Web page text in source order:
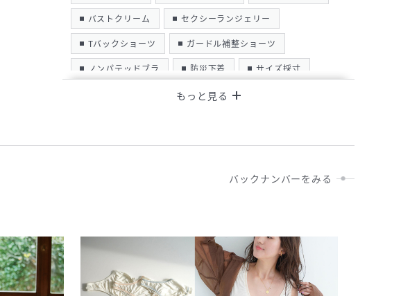
バックナンバーをみる
バストクリーム セクシーランジェリー
Tバックショーツ ガードル補整ショーツ
ノンパテッドブラ 防災下着 サイズ採寸
ベビードール
新規オープン オーダーメイド コルセット